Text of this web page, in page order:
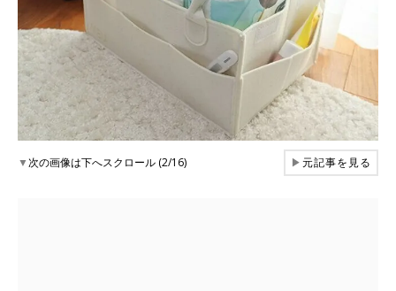
▼次の画像は下へスクロール (2/16) ▶元記事を見る